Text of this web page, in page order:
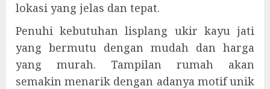
lokasi yang jelas dan tepat.
Penuhi kebutuhan lisplang ukir kayu jati
yang bermutu dengan mudah dan harga
yang murah. Tampilan rumah akan
semakin menarik dengan adanya motif unik